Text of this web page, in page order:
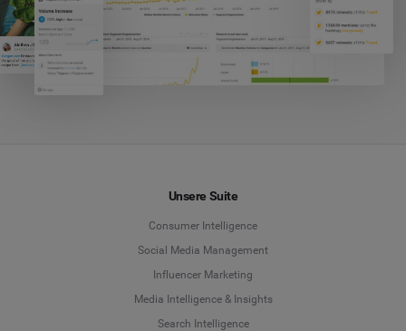
Unsere Suite
Consumer Intelligence
Social Media Management
Influencer Marketing
Media Intelligence & Insights
Search Intelligence